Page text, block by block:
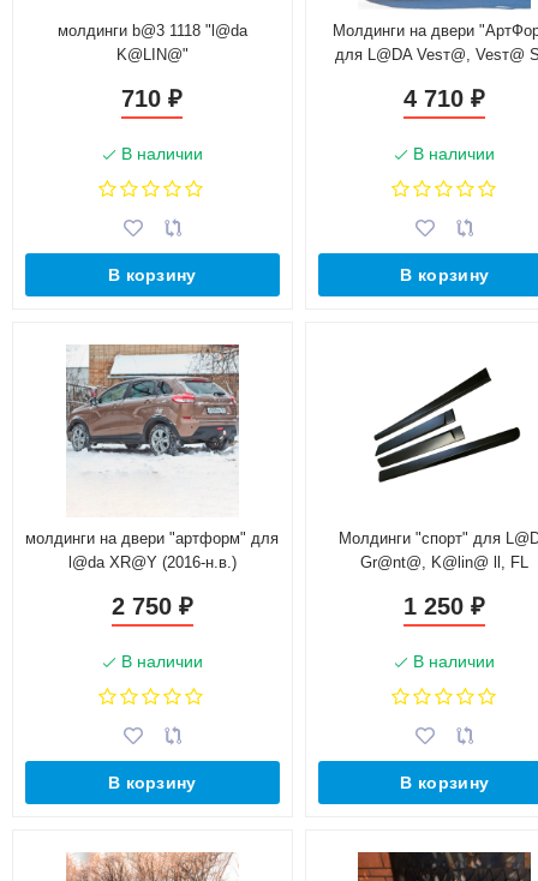
молдинги b@3 1118 "l@da
K@LIN@"
710₽
В наличии
В корзину
Молдинги на двери
для L@DA Vesт@, Vesт@
4 710₽
В наличии
В корзину
молдинги на двери "артформ" для
l@da XR@Y (2016-н.в.)
2 750 ₽
В наличии
В корзину
Молдинги "спорт" для
Gr@nt@, K@lin@ ll, FL
1 250₽
В наличии
В корзину